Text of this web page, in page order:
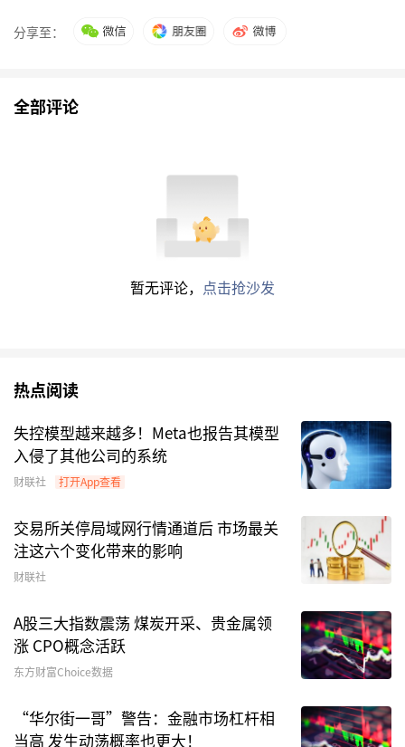
分享至：
全部评论
暂无评论， 点击抢沙发
热点阅读
失控模型越来越多！Meta也报告其模型
入侵了其他公司的系统
财联社 打开App查看
交易所关停局域网行情通道后 市场最关
注这六个变化带来的影响
财联社
A股三大指数震荡 煤炭开采、贵金属领
涨 CPO概念活跃
东方财富Choice数据
“华尔街一哥”警告：金融市场杠杆相
当高 发生动荡概率也更大！